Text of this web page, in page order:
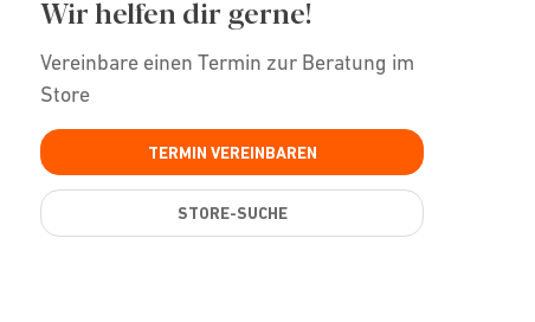
Wir helfen dir gerne!
Vereinbare einen Termin zur Beratung im
Store
TERMIN VEREINBAREN
STORE-SUCHE